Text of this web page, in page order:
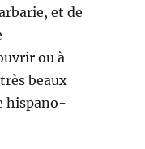
et de
ou à
beaux
hispano-